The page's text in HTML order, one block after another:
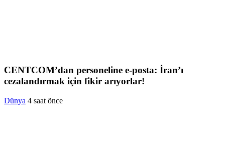
CENTCOM’dan personeline e-posta: İran’ı
cezalandırmak için fikir arıyorlar!
Dünya 4 saat önce